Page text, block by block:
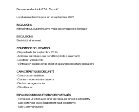
Bienvenue à l’unité #617 duBass 4!
Locataire recherché pour le 1er septembre 2026
INCLUSIONS
Réfrigérateur, cuisinière, lave-vaisselle, laveuse et sécheuse
EXCLUSIONS
Électricité et internet.
CONDITIONS DE LOCATION
-Disponible le 1er septembre 2026
-Animaux autorisés sous condition (chats seulement)
-Location 12 mois min.
-Vérification du dossier de crédit et assurance locataire obligatoire
CARACTÉRISTIQUES DE L'UNITÉ
-Construction en béton
-Cuisine moderne à aire ouverte
-Électroménagers inclus
-Climatisation
ESPACES COMMUNS ET SERVICES PARTAGÉS
- Terrasse sur le toit avec aires de repos, piscine et section BBQ
- Salle de fitness avec équipement haut de gamme
- Salle Communautaire